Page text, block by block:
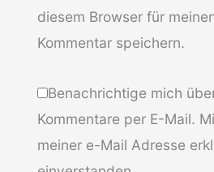
diesem Browser für
Kommentar speichern.
Benachrichtige mich
Kommentare per E-Mail.
meiner e-Mail Adresse